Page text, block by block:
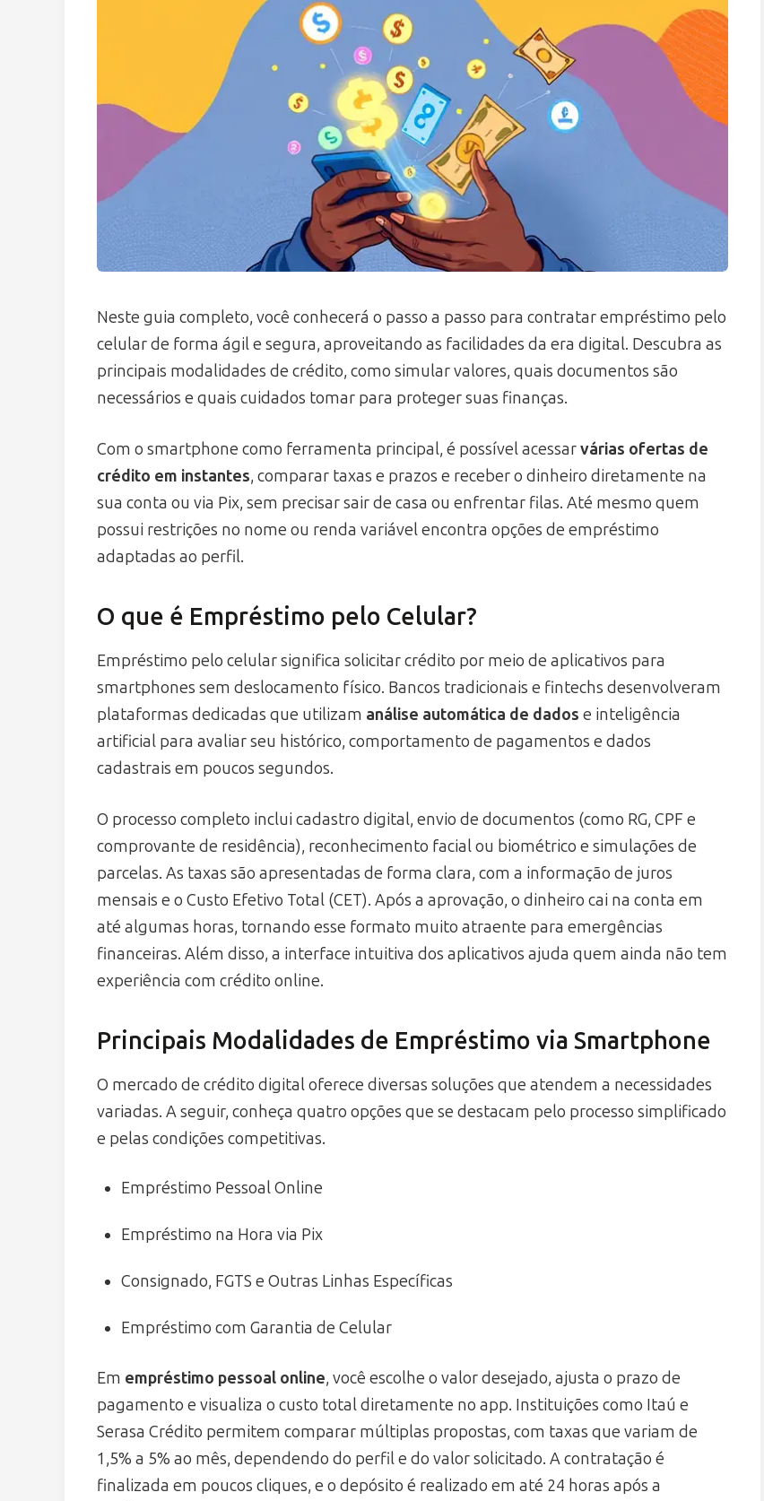
Neste guia completo, você conhecerá o passo a passo para contratar empréstimo pelo
celular de forma ágil e segura, aproveitando as facilidades da era digital. Descubra as
principais modalidades de crédito, como simular valores, quais documentos são
necessários e quais cuidados tomar para proteger suas finanças.
Com o smartphone como ferramenta principal, é possível acessarvárias ofertas de
crédito em instantes, comparar taxas e prazos e receber o dinheiro diretamente na
sua conta ou via Pix, sem precisar sair de casa ou enfrentar filas. Até mesmo quem
possui restrições no nome ou renda variável encontra opções de empréstimo
adaptadas ao perfil.
O que é Empréstimo pelo Celular?
Empréstimo pelo celular significa solicitar crédito por meio de aplicativos para
smartphones sem deslocamento físico. Bancos tradicionais e fintechs desenvolveram
plataformas dedicadas que utilizam análise automática de dados e inteligência
artificial para avaliar seu histórico, comportamento de pagamentos e dados
cadastrais em poucos segundos.
O processo completo inclui cadastro digital, envio de documentos (como RG, CPF e
comprovante de residência), reconhecimento facial ou biométrico e simulações de
parcelas. As taxas são apresentadas de forma clara, com a informação de juros
mensais e o Custo Efetivo Total (CET). Após a aprovação, o dinheiro cai na conta em
até algumas horas, tornando esse formato muito atraente para emergências
financeiras. Além disso, a interface intuitiva dos aplicativos ajuda quem ainda não tem
experiência com crédito online.
Principais Modalidades de Empréstimo via Smartphone
O mercado de crédito digital oferece diversas soluções que atendem a necessidades
variadas. A seguir, conheça quatro opções que se destacam pelo processo simplificado
e pelas condições competitivas.
Empréstimo Pessoal Online
Empréstimo na Hora via Pix
Consignado, FGTS e Outras Linhas Específicas
Empréstimo com Garantia de Celular
Em empréstimo pessoal online, você escolhe o valor desejado, ajusta o prazo de
pagamento e visualiza o custo total diretamente no app. Instituições como Itaú e
Serasa Crédito permitem comparar múltiplas propostas, com taxas que variam de
1,5% a 5% ao mês, dependendo do perfil e do valor solicitado. A contratação é
finalizada em poucos cliques, e o depósito é realizado em até 24 horas após a